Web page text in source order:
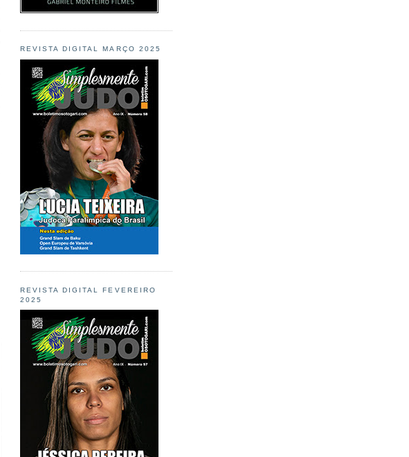
REVISTA DIGITAL MARÇO 2025
REVISTA DIGITAL FEVEREIRO
2025